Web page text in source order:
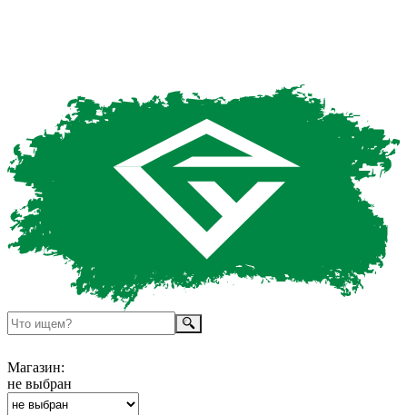
Магазин:
не выбран